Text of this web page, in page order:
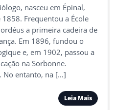
nasceu em Épinal,
Frequentou a École
a primeira cadeira de
Em 1896, fundou o
e, em 1902, passou a
na Sorbonne.
No entanto, na […]
Leia Mais